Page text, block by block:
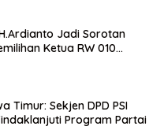
Jadi Sorotan
Ketua RW 010
Timur: Sekjen DPD PSI
Program Partai